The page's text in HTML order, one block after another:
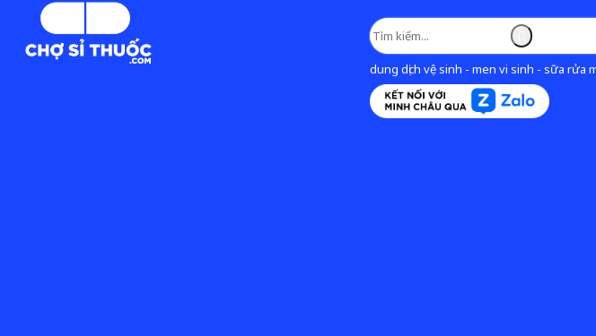
dung dịch vệ sinh - men vi sinh - sữa rửa